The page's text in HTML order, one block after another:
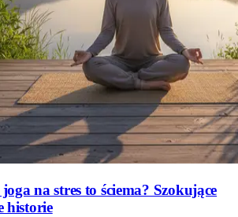
na stres to ściema? Szokujące
historie